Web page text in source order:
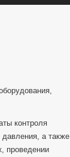
контроля
давления, а также
проведении